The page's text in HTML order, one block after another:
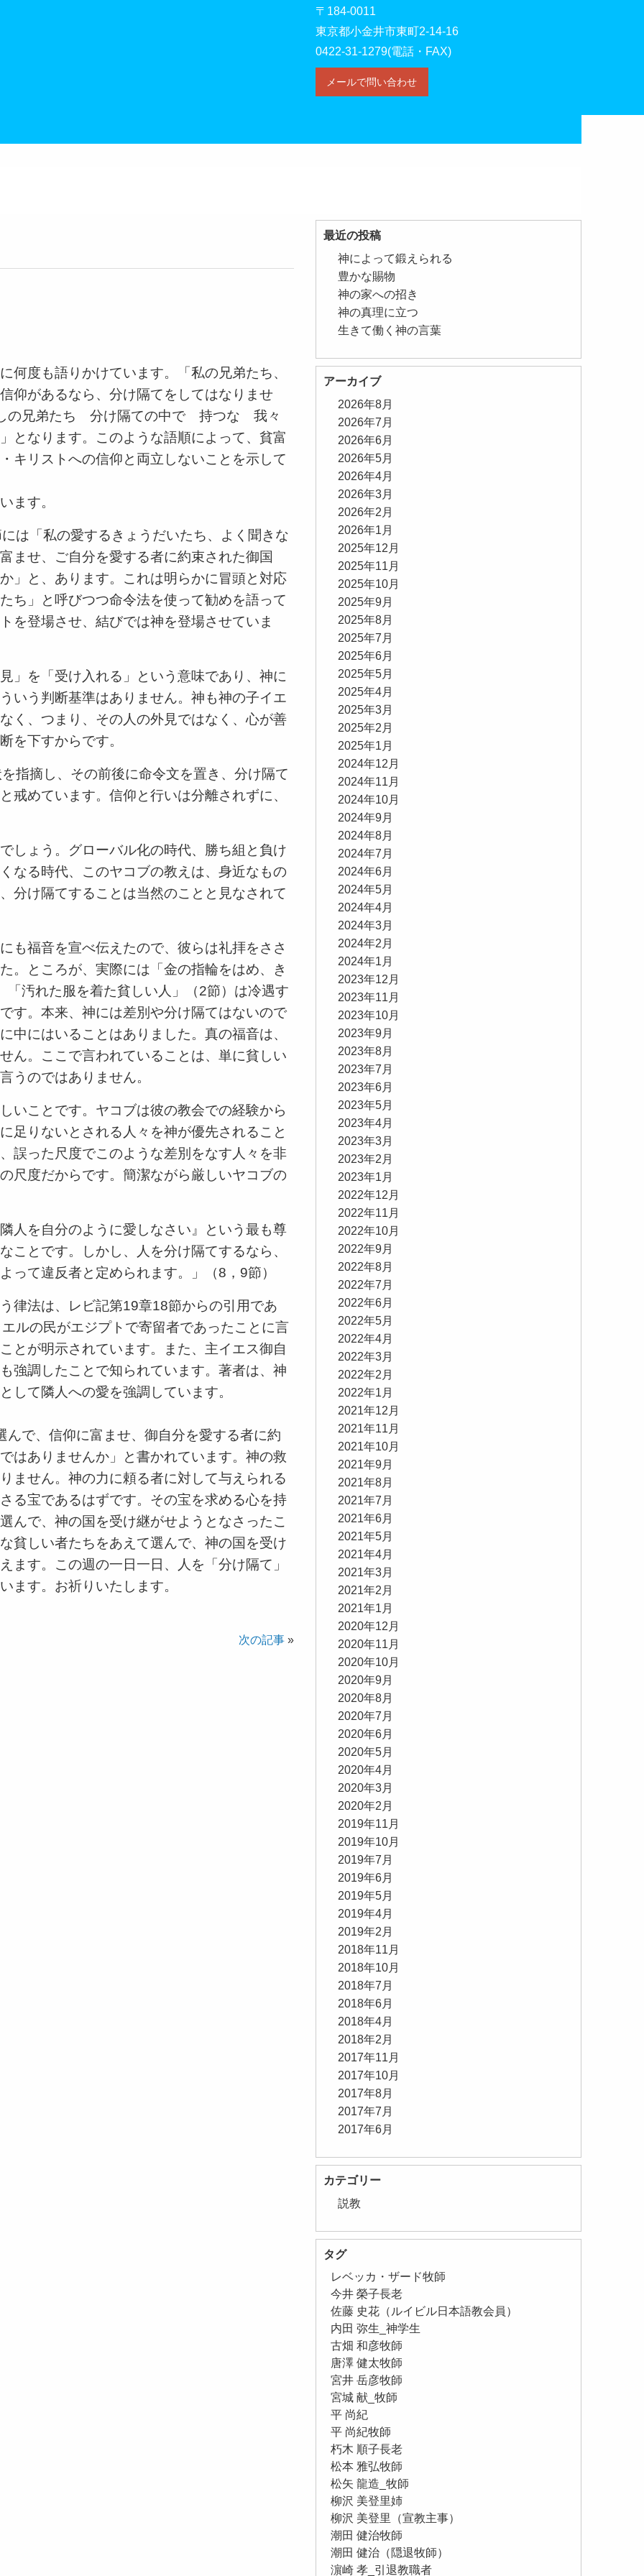
〒184-0011
東京都小金井市東町2-14-16
0422-31-1279(電話・FAX)
メールで問い合わせ
度も語りかけています。「私の兄弟たち、
仰があるなら、分け隔てをしてはなりませ
の兄弟たち 分け隔ての中で 持つな 我々
となります。このような語順によって、貧富
キリストへの信仰と両立しないことを示して
ます。
は「私の愛するきょうだいたち、よく聞きな
ませ、ご自分を愛する者に約束された御国
」と、あります。これは明らかに冒頭と対応
ち」と呼びつつ命令法を使って勧めを語って
を登場させ、結びでは神を登場させていま
」を「受け入れる」という意味であり、神に
いう判断基準はありません。神も神の子イエ
く、つまり、その人の外見ではなく、心が善
を下すからです。
指摘し、その前後に命令文を置き、分け隔て
戒めています。信仰と行いは分離されずに、
しょう。グローバル化の時代、勝ち組と負け
なる時代、このヤコブの教えは、身近なもの
分け隔てすることは当然のことと見なされて
も福音を宣べ伝えたので、彼らは礼拝をささ
。ところが、実際には「金の指輪をはめ、き
汚れた服を着た貧しい人」（2節）は冷遇す
す。本来、神には差別や分け隔てはないので
中にはいることはありました。真の福音は、
ん。ここで言われていることは、単に貧しい
うのではありません。
いことです。ヤコブは彼の教会での経験から
足りないとされる人々を神が優先されること
誤った尺度でこのような差別をなす人々を非
尺度だからです。簡潔ながら厳しいヤコブの
人を自分のように愛しなさい』という最も尊
ことです。しかし、人を分け隔てするなら、
って違反者と定められます。」（8，9節）
律法は、レビ記第19章18節からの引用であ
ルの民がエジプトで寄留者であったことに言
とが明示されています。また、主イエス御自
強調したことで知られています。著者は、神
して隣人への愛を強調しています。
で、信仰に富ませ、御自分を愛する者に約
はありませんか」と書かれています。神の救
ません。神の力に頼る者に対して与えられる
る宝であるはずです。その宝を求める心を持
んで、神の国を受け継がせようとなさったこ
貧しい者たちをあえて選んで、神の国を受け
ます。この週の一日一日、人を「分け隔て」
ます。お祈りいたします。
次の記事 »
最近の投稿
神によって鍛えられる
豊かな賜物
神の家への招き
神の真理に立つ
生きて働く神の言葉
アーカイブ
2026年8月
2026年7月
2026年6月
2026年5月
2026年4月
2026年3月
2026年2月
2026年1月
2025年12月
2025年11月
2025年10月
2025年9月
2025年8月
2025年7月
2025年6月
2025年5月
2025年4月
2025年3月
2025年2月
2025年1月
2024年12月
2024年11月
2024年10月
2024年9月
2024年8月
2024年7月
2024年6月
2024年5月
2024年4月
2024年3月
2024年2月
2024年1月
2023年12月
2023年11月
2023年10月
2023年9月
2023年8月
2023年7月
2023年6月
2023年5月
2023年4月
2023年3月
2023年2月
2023年1月
2022年12月
2022年11月
2022年10月
2022年9月
2022年8月
2022年7月
2022年6月
2022年5月
2022年4月
2022年3月
2022年2月
2022年1月
2021年12月
2021年11月
2021年10月
2021年9月
2021年8月
2021年7月
2021年6月
2021年5月
2021年4月
2021年3月
2021年2月
2021年1月
2020年12月
2020年11月
2020年10月
2020年9月
2020年8月
2020年7月
2020年6月
2020年5月
2020年4月
2020年3月
2020年2月
2019年11月
2019年10月
2019年7月
2019年6月
2019年5月
2019年4月
2019年2月
2018年11月
2018年10月
2018年7月
2018年6月
2018年4月
2018年2月
2017年11月
2017年10月
2017年8月
2017年7月
2017年6月
カテゴリー
説教
タグ
レベッカ・ザード牧師
今井 榮子長老
佐藤 史花（ルイビル日本語教会員）
内田 弥生_神学生
古畑 和彦牧師
唐澤 健太牧師
宮井 岳彦牧師
宮城 献_牧師
平 尚紀
平 尚紀牧師
朽木 順子長老
松本 雅弘牧師
松矢 龍造_牧師
柳沢 美登里姉
柳沢 美登里（宣教主事）
潮田 健治牧師
潮田 健治（隠退牧師）
濵崎 孝_引退教職者